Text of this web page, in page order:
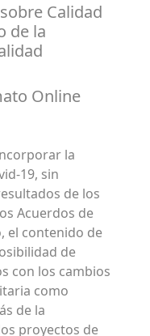
Calidad
de la
Online
la
19, sin
de los
Acuerdos de
el contenido de
de
con los cambios
como
de la
proyectos de